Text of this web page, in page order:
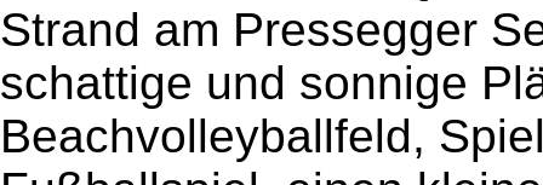
Strand am Pressegger
schattige und sonnige
Beachvolleyballfeld,